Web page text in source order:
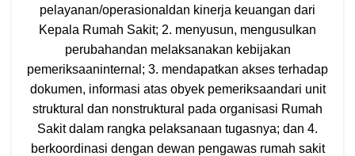
pelayanan/operasionaldan kinerja keuangan dari
Kepala Rumah Sakit; 2. menyusun, mengusulkan
perubahandan melaksanakan kebijakan
pemeriksaaninternal; 3. mendapatkan akses terhadap
dokumen, informasi atas obyek pemeriksaandari unit
struktural dan nonstruktural pada organisasi Rumah
Sakit dalam rangka pelaksanaan tugasnya; dan 4.
berkoordinasi dengan dewan pengawas rumah sakit